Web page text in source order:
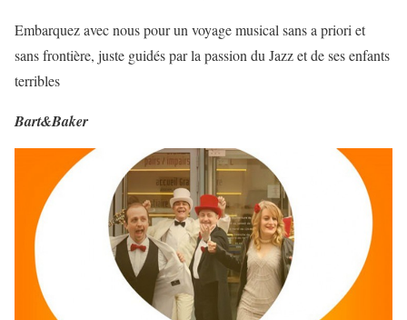
Embarquez avec nous pour un voyage musical sans a priori et
sans frontière, juste guidés par la passion du Jazz et de ses enfants
terribles
Bart&Baker